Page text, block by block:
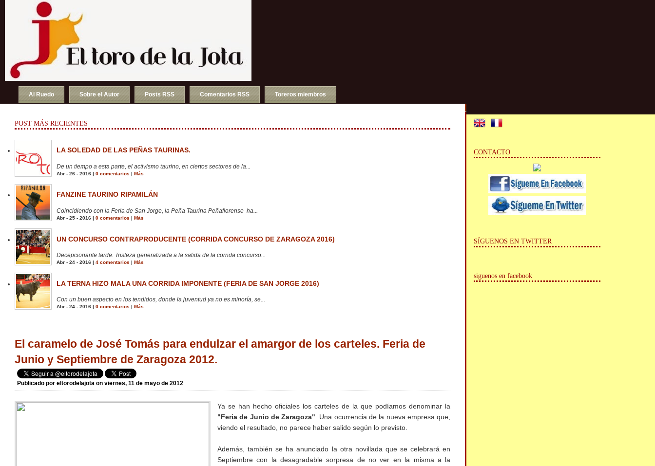
Al Ruedo Sobre el Autor Posts RSS Comentarios RSS Toreros miembros
POST MÁS RECIENTES
LA SOLEDAD DE LAS PEÑAS TAURINAS.
De un tiempo a esta parte, el activismo taurino, en ciertos sectores de la...
Abr - 26 - 2016 | 0 comentarios | Más
FANZINE TAURINO RIPAMILÁN
Coincidiendo con la Feria de San Jorge, la Peña Taurina Peñaflorense ha...
Abr - 25 - 2016 | 0 comentarios | Más
UN CONCURSO CONTRAPRODUCENTE (CORRIDA CONCURSO DE ZARAGOZA 2016)
Decepcionante tarde. Tristeza generalizada a la salida de la corrida concurso...
Abr - 24 - 2016 | 4 comentarios | Más
LA TERNA HIZO MALA UNA CORRIDA IMPONENTE (FERIA DE SAN JORGE 2016)
Con un buen aspecto en los tendidos, donde la juventud ya no es minoría, se...
Abr - 24 - 2016 | 0 comentarios Más
El caramelo de José Tomás para endulzar el amargor de los carteles. Feria de
Junio y Septiembre de Zaragoza 2012.
Publicado por eltorodelajota on viernes, 11 de mayo de 2012
Ya se han hecho oficiales los carteles de la que podíamos denominar la
"Feria de Junio de Zaragoza" . Una ocurrencia de la nueva empresa que,
viendo el resultado, no parece haber salido según lo previsto.
Además, también se ha anunciado la otra novillada que se celebrará en
Septiembre con la desagradable sorpresa de no ver en la misma a la
CONTACTO
SÍGUENOS EN TWITTER
siguenos en facebook